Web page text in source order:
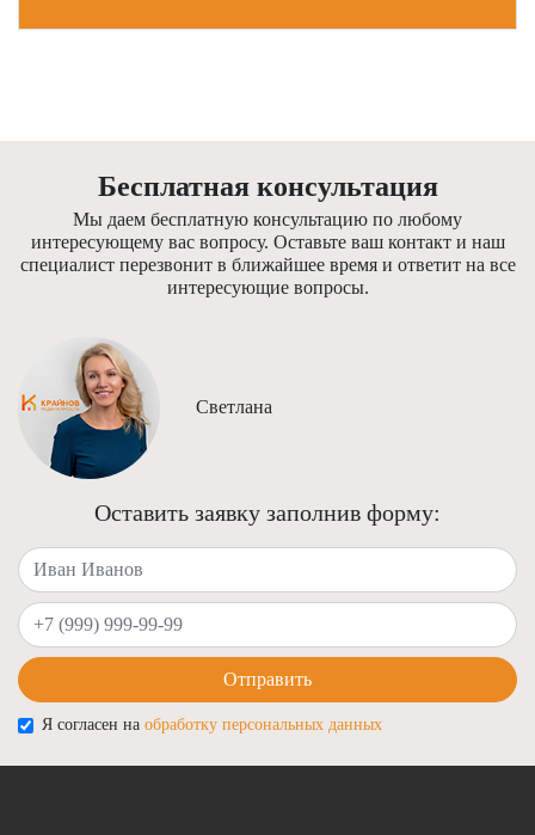
Бесплатная консультация
Мы даем бесплатную консультацию по любому
интересующему вас вопросу. Оставьте ваш контакт и наш
специалист перезвонит в ближайшее время и ответит на все
интересующие вопросы.
Светлана
Оставить заявку заполнив форму:
Ваше имя
Ваш телефон
Отправить
Я согласен на обработку персональных данных